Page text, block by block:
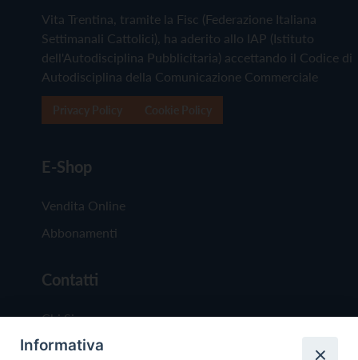
Vita Trentina, tramite la Fisc (Federazione Italiana
Settimanali Cattolici), ha aderito allo IAP (Istituto
dell'Autodisciplina Pubblicitaria) accettando il Codice di
Autodisciplina della Comunicazione Commerciale
E-Shop
Vendita Online
Abbonamenti
Contatti
Chi Siamo
Redazione
Informativa